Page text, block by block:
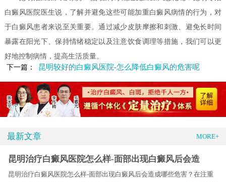
白癜风医院医生说，了解并避免这些可能加重白癜风病情的行为，对
于白癜风患者来说至关重要。通过减少皮肤摩擦和刺激、避免长时间
暴露在阳光下、保持情绪稳定以及注意饮食调理等措施，我们可以更
好地控制病情，提高生活质量。
下一篇：
昆明较好的白癜风医院-怎么降低白癜风的危害呢
最新文章 MORE+
昆明治疗白癜风医院怎么样-面部出现白癜风后会造
昆明治疗白癜风医院怎么样-面部出现白癜风后会造成哪些危害？在注重